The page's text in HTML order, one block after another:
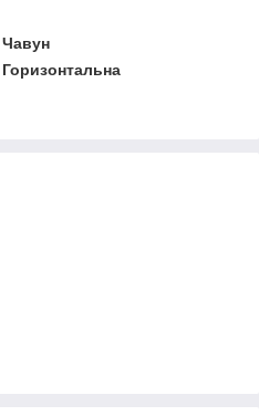
Чавун
Горизонтальна